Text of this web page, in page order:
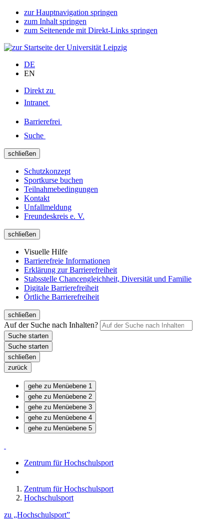
zur Hauptnavigation springen
zum Inhalt springen
zum Seitenende mit Direkt-Links springen
DE
EN
Direkt zu
Intranet
Barrierefrei
Suche
schließen
Schutzkonzept
Sportkurse buchen
Teilnahmebedingungen
Kontakt
Unfallmeldung
Freundeskreis e. V.
schließen
Visuelle Hilfe
Barrierefreie Informationen
Erklärung zur Barrierefreiheit
Stabsstelle Chancengleichheit, Diversität und Familie
Digitale Barrierefreiheit
Örtliche Barrierefreiheit
schließen
Auf der Suche nach Inhalten?
schließen
zurück
gehe zu Menüebene 1
gehe zu Menüebene 2
gehe zu Menüebene 3
gehe zu Menüebene 4
gehe zu Menüebene 5
Zentrum für Hochschulsport
Zentrum für Hochschulsport
Hochschulsport
zu „Hochschulsport”